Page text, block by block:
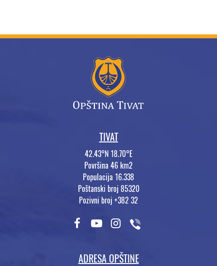
TIVAT
42.43°N 18.70°E
Površina 46 km2
Populacija 16.338
Poštanski broj 85320
Pozivni broj +382 32
ADRESA OPŠTINE